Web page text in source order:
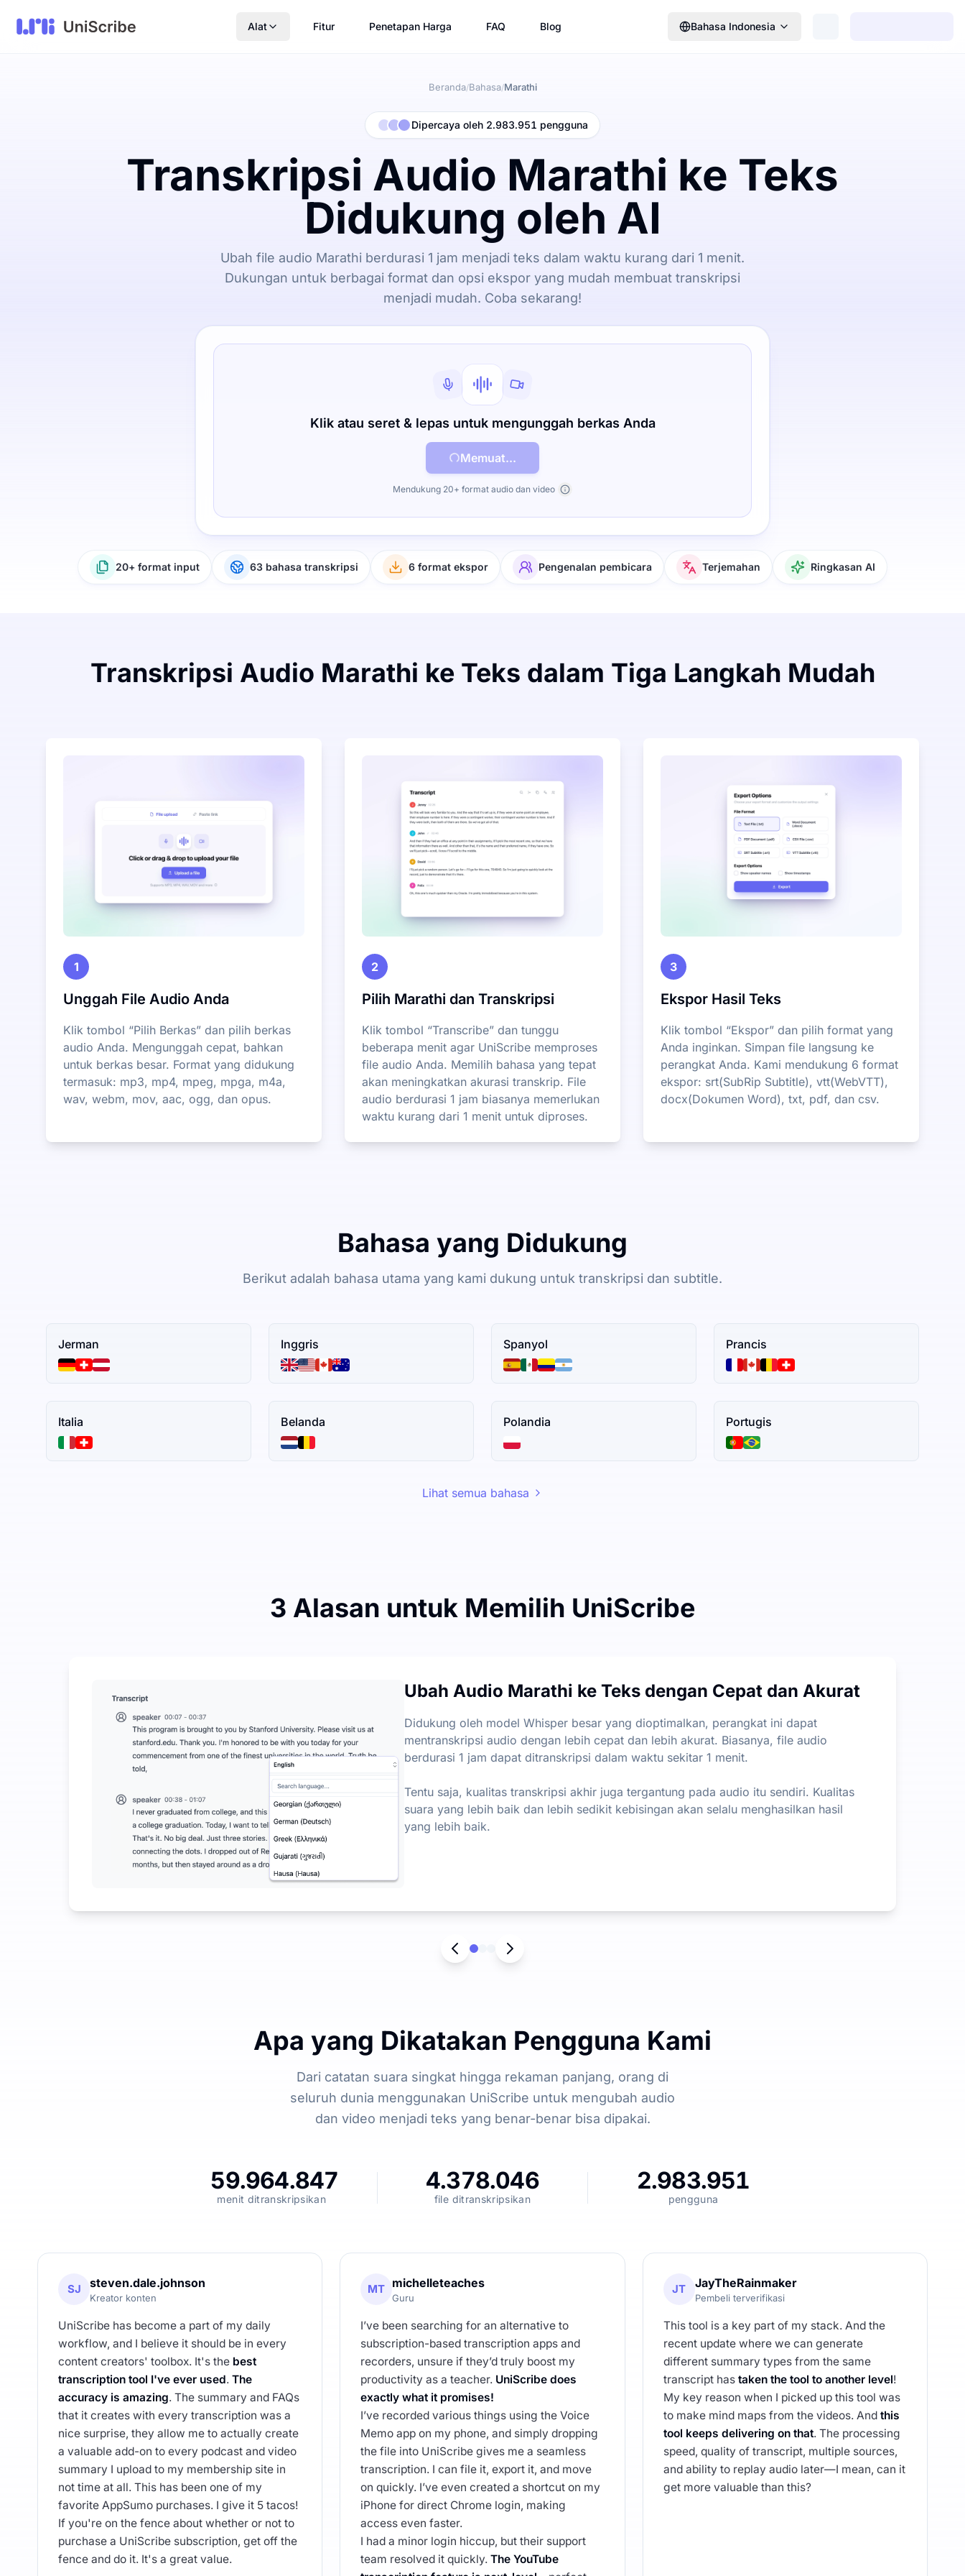
Alat Fitur Penetapan Harga FAQ Blog Bahasa Indonesia
Beranda/Bahasa/Marathi
Dipercaya oleh 2.983.951 pengguna
Transkripsi Audio Marathi ke Teks
Didukung oleh AI
Ubah file audio Marathi berdurasi 1 jam menjadi teks dalam waktu kurang dari 1 menit.
Dukungan untuk berbagai format dan opsi ekspor yang mudah membuat transkripsi
menjadi mudah. Coba sekarang!
Klik atau seret & lepas untuk mengunggah berkas Anda
Memuat...
Mendukung 20+ format audio dan video
20+ format input 63 bahasa transkripsi 6 format ekspor Pengenalan pembicara Terjemahan Ringkasan AI
Transkripsi Audio Marathi ke Teks dalam Tiga Langkah Mudah
1
Unggah File Audio Anda
Klik tombol “Pilih Berkas” dan pilih berkas
audio Anda. Mengunggah cepat, bahkan
untuk berkas besar. Format yang didukung
termasuk: mp3, mp4, mpeg, mpga, m4a,
wav, webm, mov, aac, ogg, dan opus.
2
Pilih Marathi dan Transkripsi
Klik tombol “Transcribe” dan tunggu
beberapa menit agar UniScribe memproses
file audio Anda. Memilih bahasa yang tepat
akan meningkatkan akurasi transkrip. File
audio berdurasi 1 jam biasanya memerlukan
waktu kurang dari 1 menit untuk diproses.
3
Ekspor Hasil Teks
Klik tombol “Ekspor” dan pilih format yang
Anda inginkan. Simpan file langsung ke
perangkat Anda. Kami mendukung 6 format
ekspor: srt(SubRip Subtitle), vtt(WebVTT),
docx(Dokumen Word), txt, pdf, dan csv.
Bahasa yang Didukung
Berikut adalah bahasa utama yang kami dukung untuk transkripsi dan subtitle.
Jerman Inggris Spanyol Prancis
Italia Belanda Polandia Portugis
Lihat semua bahasa
3 Alasan untuk Memilih UniScribe
UniScribe menawarkan 120 menit transkripsi gratis setiap bulan, dengan batas harian 3 file. Tidak ada batasan pada panjang atau ukuran file, yang jauh lebih tidak
Lebih Banyak Fitur AI Tersedia Selain Audio-ke-Teks
Secara otomatis menghasilkan ringkasan, peta pikiran, dan poin-poin kunci dari file audio dan video, membantu Anda dengan cepat mengekstrak informasi paling
Ubah Audio Marathi ke Teks dengan Cepat dan Akurat
Didukung oleh model Whisper besar yang dioptimalkan, perangkat ini dapat
mentranskripsi audio dengan lebih cepat dan lebih akurat. Biasanya, file audio
berdurasi 1 jam dapat ditranskripsi dalam waktu sekitar 1 menit.
Tentu saja, kualitas transkripsi akhir juga tergantung pada audio itu sendiri. Kualitas
suara yang lebih baik dan lebih sedikit kebisingan akan selalu menghasilkan hasil
yang lebih baik.
Apa yang Dikatakan Pengguna Kami
Dari catatan suara singkat hingga rekaman panjang, orang di
seluruh dunia menggunakan UniScribe untuk mengubah audio
dan video menjadi teks yang benar-benar bisa dipakai.
59.964.847
menit ditranskripsikan
4.378.046
file ditranskripsikan
2.983.951
pengguna
SJ steven.dale.johnson
Kreator konten
UniScribe has become a part of my daily
workflow, and I believe it should be in every
content creators' toolbox. It's the best
transcription tool I've ever used. The
accuracy is amazing. The summary and FAQs
that it creates with every transcription was a
nice surprise, they allow me to actually create
a valuable add-on to every podcast and video
summary I upload to my membership site in
not time at all. This has been one of my
favorite AppSumo purchases. I give it 5 tacos!
If you're on the fence about whether or not to
purchase a UniScribe subscription, get off the
fence and do it. It's a great value.
MT michelleteaches
Guru
I’ve been searching for an alternative to
subscription-based transcription apps and
recorders, unsure if they’d truly boost my
productivity as a teacher. UniScribe does
exactly what it promises!
I’ve recorded various things using the Voice
Memo app on my phone, and simply dropping
the file into UniScribe gives me a seamless
transcription. I can file it, export it, and move
on quickly. I’ve even created a shortcut on my
iPhone for direct Chrome login, making
access even faster.
I had a minor login hiccup, but their support
team resolved it quickly.The YouTube
JT JayTheRainmaker
Pembeli terverifikasi
This tool is a key part of my stack. And the
recent update where we can generate
different summary types from the same
transcript has taken the tool to another level!
My key reason when I picked up this tool was
to make mind maps from the videos. And this
tool keeps delivering on that. The processing
speed, quality of transcript, multiple sources,
and ability to replay audio later—I mean, can it
get more valuable than this?